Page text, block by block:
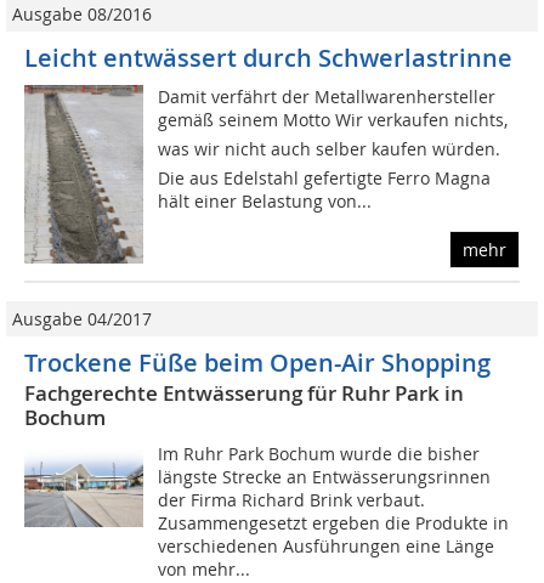
Ausgabe 08/2016
Leicht entwässert durch Schwerlastrinne
Damit verfährt der Metallwarenhersteller
gemäß seinem Motto Wir verkaufen nichts,
was wir nicht auch selber kaufen würden.
Die aus Edelstahl gefertigte Ferro Magna
hält einer Belastung von...
mehr
Ausgabe 04/2017
Trockene Füße beim Open-Air Shopping
Fachgerechte Entwässerung für Ruhr Park in
Bochum
Im Ruhr Park Bochum wurde die bisher
längste Strecke an Entwässerungsrinnen
der Firma Richard Brink verbaut.
Zusammengesetzt ergeben die Produkte in
verschiedenen Ausführungen eine Länge
von mehr...